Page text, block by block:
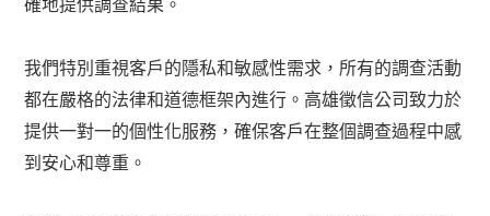
確地提供調查結果。
我們特別重視客戶的隱私和敏感性需求，所有的調查活動
都在嚴格的法律和道德框架內進行。高雄徵信公司致力於
提供一對一的個性化服務，確保客戶在整個調查過程中感
到安心和尊重。